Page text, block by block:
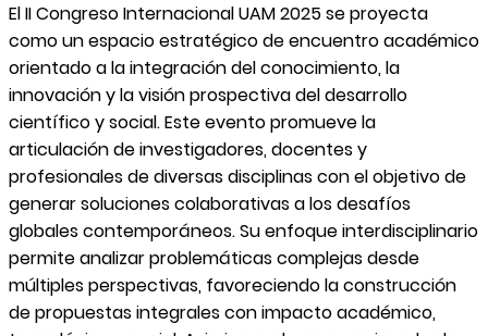
El II Congreso Internacional UAM 2025 se proyecta
como un espacio estratégico de encuentro académico
orientado a la integración del conocimiento, la
innovación y la visión prospectiva del desarrollo
científico y social. Este evento promueve la
articulación de investigadores, docentes y
profesionales de diversas disciplinas con el objetivo de
generar soluciones colaborativas a los desafíos
globales contemporáneos. Su enfoque interdisciplinario
permite analizar problemáticas complejas desde
múltiples perspectivas, favoreciendo la construcción
de propuestas integrales con impacto académico,